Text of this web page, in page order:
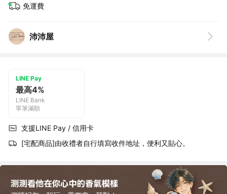
免運費
沛沛屋
LINE Pay
最高4%
LINE Bank
單筆滿額
支援LINE Pay / 信用卡
[宅配商品]由收禮者自行填寫收件地址，便利又貼心。